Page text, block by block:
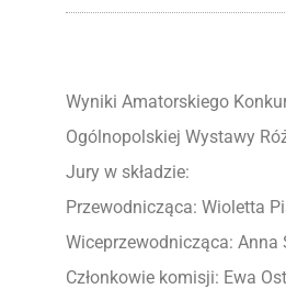
Wyniki Amatorskiego
Ogólnopolskiej Wystawy
Jury w składzie:
Przewodnicząca: Wioletta
Wiceprzewodnicząca: Anna
Członkowie komisji: Ewa